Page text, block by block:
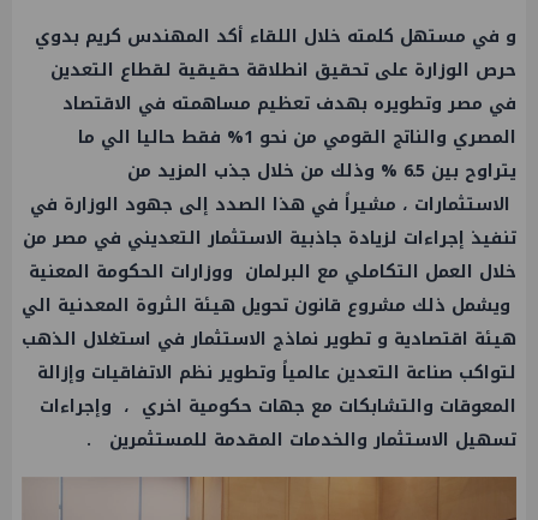
و في مستهل كلمته خلال اللقاء أكد المهندس كريم بدوي
حرص الوزارة على تحقيق انطلاقة حقيقية لقطاع التعدين
في مصر وتطويره بهدف تعظيم مساهمته في الاقتصاد
المصري والناتج القومي من نحو 1% فقط حاليا الي ما
يتراوح بين 5ـ6 % وذلك من خلال جذب المزيد من
الاستثمارات ، مشيراً في هذا الصدد إلى جهود الوزارة في
تنفيذ إجراءات لزيادة جاذبية الاستثمار التعديني في مصر من
خلال العمل التكاملي مع البرلمان ووزارات الحكومة المعنية
ويشمل ذلك مشروع قانون تحويل هيئة الثروة المعدنية الي
هيئة اقتصادية و تطوير نماذج الاستثمار في استغلال الذهب
لتواكب صناعة التعدين عالمياً وتطوير نظم الاتفاقيات وإزالة
المعوقات والتشابكات مع جهات حكومية اخري ، وإجراءات
تسهيل الاستثمار والخدمات المقدمة للمستثمرين .